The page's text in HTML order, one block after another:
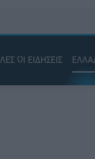
ΟΙ ΕΙΔΗΣΕΙΣ